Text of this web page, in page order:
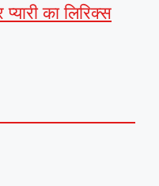
का लिरिक्स